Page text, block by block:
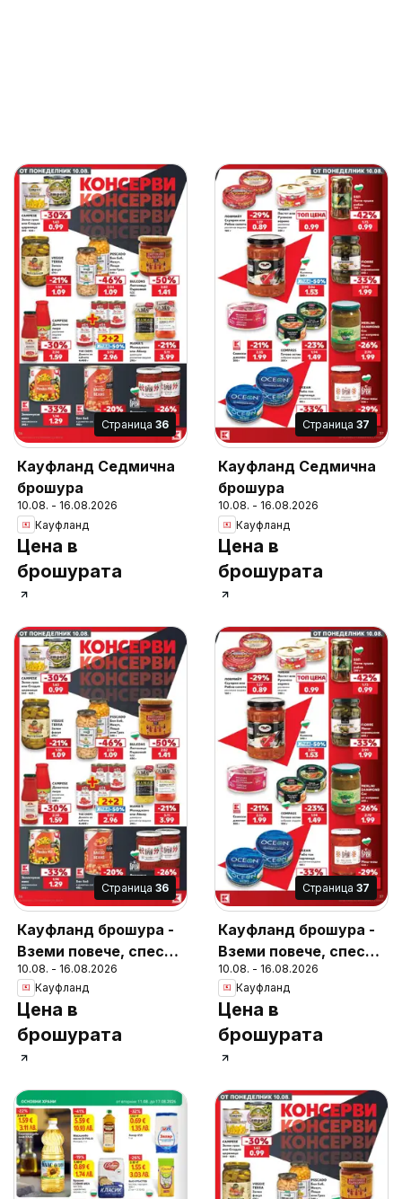
Cтраница 36
Кауфланд Седмична
брошура
10.08. - 16.08.2026
Кауфланд
Цена в
брошурата
Cтраница 37
Кауфланд Седмична
брошура
10.08. - 16.08.2026
Кауфланд
Цена в
брошурата
Cтраница 36
Кауфланд брошура -
Вземи повече, спести
повече с Kaufland с
валидност до
16.08.2026
10.08. - 16.08.2026
Кауфланд
Цена в
брошурата
Cтраница 37
Кауфланд брошура -
Вземи повече, спести
повече с Kaufland с
валидност до
16.08.2026
10.08. - 16.08.2026
Кауфланд
Цена в
брошурата